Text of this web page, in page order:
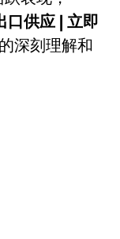
口供应 | 立即
深刻理解和